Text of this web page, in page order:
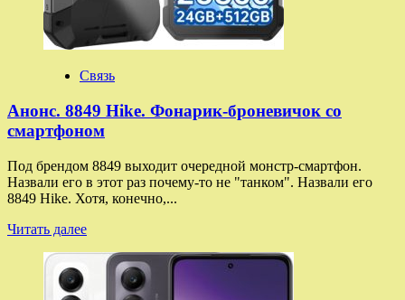
Связь
Анонс. 8849 Hike. Фонарик-броневичок со
смартфоном
Под брендом 8849 выходит очередной монстр-смартфон.
Назвали его в этот раз почему-то не "танком". Назвали его
8849 Hike. Хотя, конечно,...
Читать далееПрочитать
Анонс.